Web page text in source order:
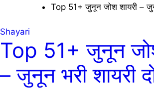
Top 51+ जुनून जोश शायरी –
Shayari
Top 51+ जुनून
– जुनून भरी शायरी